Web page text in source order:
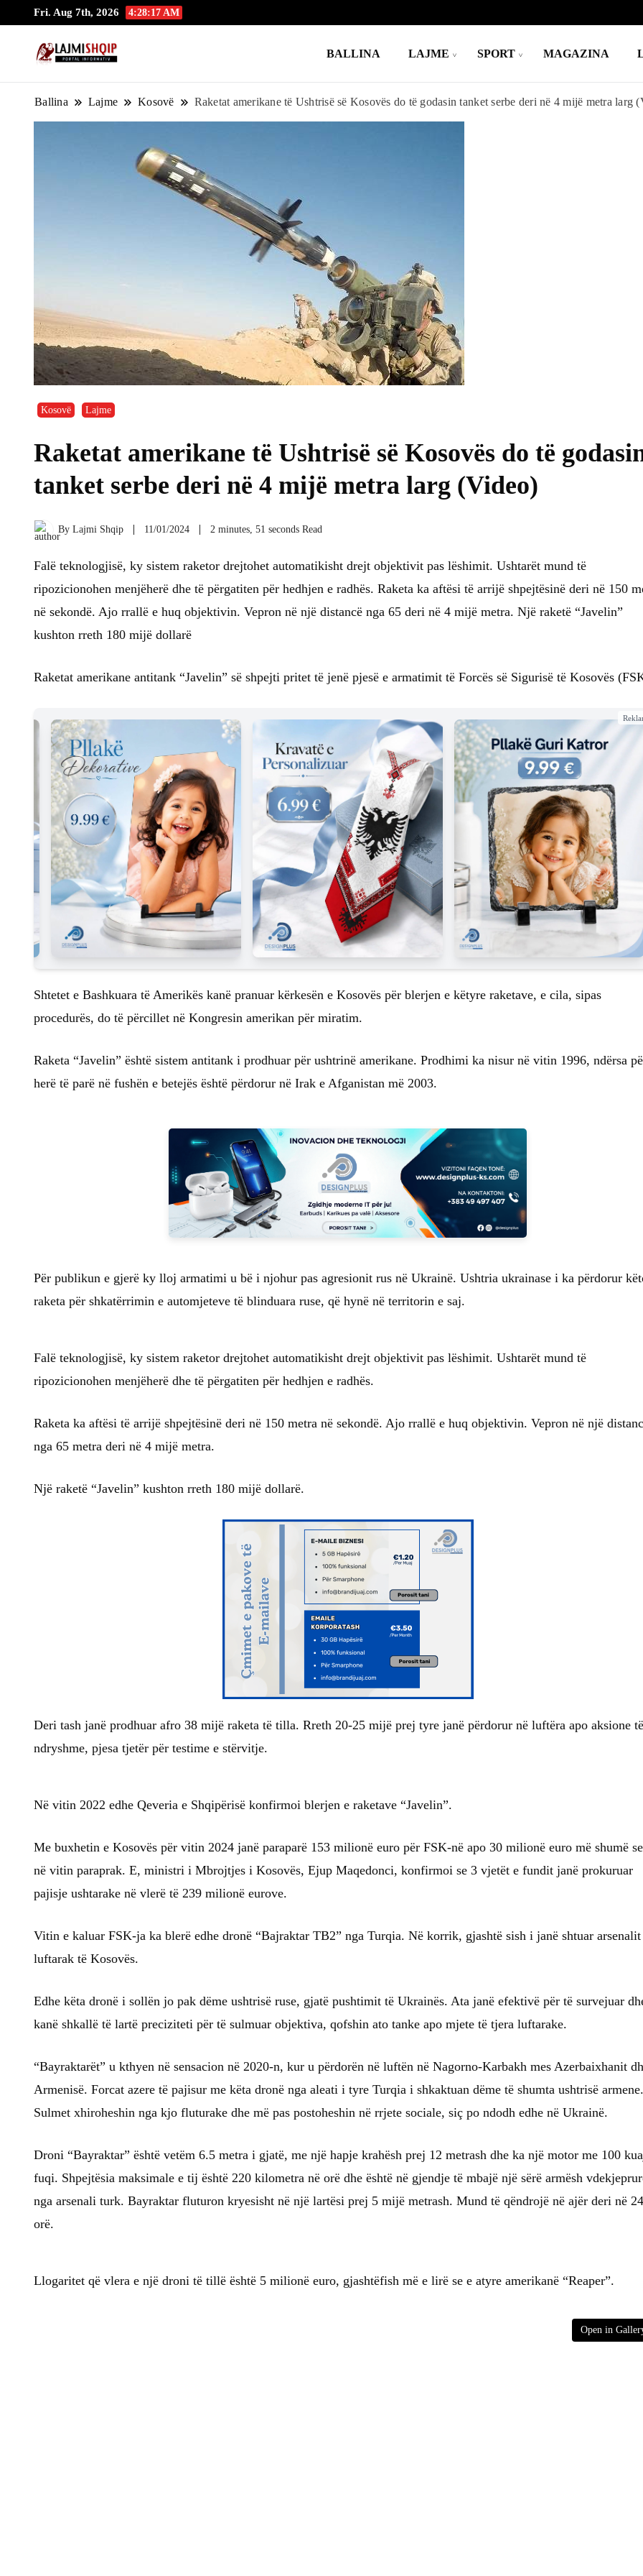
Fri. Aug 7th, 2026 4:28:18 AM
BALLINA LAJME SPORT MAGAZINA
Ballina Lajme Kosovë Raketat amerikane të Ushtrisë së Kosovës do të godasin tanket serbe deri në 4 mijë metra larg
Kosovë Lajme
Raketat amerikane të Ushtrisë së Kosovës do të
tanket serbe deri në 4 mijë metra larg (Video)
By Lajmi Shqip 11/01/2024 2 minutes, 51 seconds Read
Falë teknologjisë, ky sistem raketor drejtohet automatikisht drejt objektivit pas lëshimit. Ushtarët mund të
ripozicionohen menjëherë dhe të përgatiten për hedhjen e radhës. Raketa ka aftësi të arrijë shpejtësinë deri në 150
në sekondë. Ajo rrallë e huq objektivin. Vepron në një distancë nga 65 deri në 4 mijë metra. Një raketë “Javelin”
kushton rreth 180 mijë dollarë
Raketat amerikane antitank “Javelin” së shpejti pritet të jenë pjesë e armatimit të Forcës së Sigurisë të Kosovës
Shtetet e Bashkuara të Amerikës kanë pranuar kërkesën e Kosovës për blerjen e këtyre raketave, e cila, sipas
procedurës, do të përcillet në Kongresin amerikan për miratim.
Raketa “Javelin” është sistem antitank i prodhuar për ushtrinë amerikane. Prodhimi ka nisur në vitin 1996, ndërsa
herë të parë në fushën e betejës është përdorur në Irak e Afganistan më 2003.
Për publikun e gjerë ky lloj armatimi u bë i njohur pas agresionit rus në Ukrainë. Ushtria ukrainase i ka përdorur
raketa për shkatërrimin e automjeteve të blinduara ruse, që hynë në territorin e saj.
Falë teknologjisë, ky sistem raketor drejtohet automatikisht drejt objektivit pas lëshimit. Ushtarët mund të
ripozicionohen menjëherë dhe të përgatiten për hedhjen e radhës.
Raketa ka aftësi të arrijë shpejtësinë deri në 150 metra në sekondë. Ajo rrallë e huq objektivin. Vepron në një
nga 65 metra deri në 4 mijë metra.
Një raketë “Javelin” kushton rreth 180 mijë dollarë.
Deri tash janë prodhuar afro 38 mijë raketa të tilla. Rreth 20-25 mijë prej tyre janë përdorur në luftëra apo aksione të
ndryshme, pjesa tjetër për testime e stërvitje.
Në vitin 2022 edhe Qeveria e Shqipërisë konfirmoi blerjen e raketave “Javelin”.
Me buxhetin e Kosovës për vitin 2024 janë paraparë 153 milionë euro për FSK-në apo 30 milionë euro më shumë
në vitin paraprak. E, ministri i Mbrojtjes i Kosovës, Ejup Maqedonci, konfirmoi se 3 vjetët e fundit janë prokuruar
pajisje ushtarake në vlerë të 239 milionë eurove.
Vitin e kaluar FSK-ja ka blerë edhe dronë “Bajraktar TB2” nga Turqia. Në korrik, gjashtë sish i janë shtuar arsenalit
luftarak të Kosovës.
Edhe këta dronë i sollën jo pak dëme ushtrisë ruse, gjatë pushtimit të Ukrainës. Ata janë efektivë për të survejuar
kanë shkallë të lartë preciziteti për të sulmuar objektiva, qofshin ato tanke apo mjete të tjera luftarake.
“Bayraktarët” u kthyen në sensacion në 2020-n, kur u përdorën në luftën në Nagorno-Karbakh mes Azerbaixhanit
Armenisë. Forcat azere të pajisur me këta dronë nga aleati i tyre Turqia i shkaktuan dëme të shumta ushtrisë armene.
Sulmet xhiroheshin nga kjo fluturake dhe më pas postoheshin në rrjete sociale, siç po ndodh edhe në Ukrainë.
Droni “Bayraktar” është vetëm 6.5 metra i gjatë, me një hapje krahësh prej 12 metrash dhe ka një motor me 100
fuqi. Shpejtësia maksimale e tij është 220 kilometra në orë dhe është në gjendje të mbajë një sërë armësh
nga arsenali turk. Bayraktar fluturon kryesisht në një lartësi prej 5 mijë metrash. Mund të qëndrojë në ajër deri në 24
orë.
Llogaritet që vlera e një droni të tillë është 5 milionë euro, gjashtëfish më e lirë se e atyre amerikanë “Reaper”.
Open in